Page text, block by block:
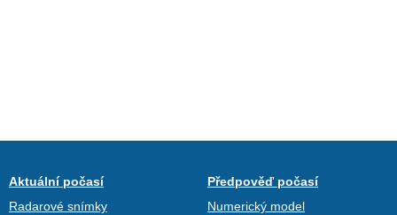
Aktuální počasí
Radarové snímky
Předpověď počasí
Numerický model